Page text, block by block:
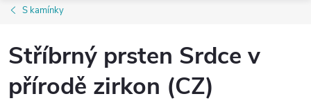
S kamínky
Stříbrný prsten Srdce v
přírodě zirkon (CZ)